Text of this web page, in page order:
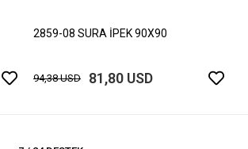
2859-08 SURA İPEK 90X90
94,38 USD 81,80 USD